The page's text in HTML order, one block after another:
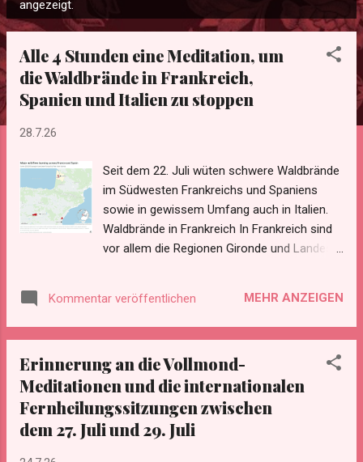
o
angezeigt.
Alle 4 Stunden eine Meditation, um
die Waldbrände in Frankreich,
Spanien und Italien zu stoppen
28.7.26
Seit dem 22. Juli wüten schwere Waldbrände
im Südwesten Frankreichs und Spaniens
sowie in gewissem Umfang auch in Italien.
Waldbrände in Frankreich In Frankreich sind
vor allem die Regionen Gironde und Landes
https://www.gdacs.org/report.aspx?
eventid=1029628&episodeid=17&eventtype=
Frankreichs über 45.000 Hektar Land
verbrannt, was zur Evakuierung von mehr als
250.000 Menschen und zur Zerstörung von
mindestens 100 Gebäuden führte. Zwei
französische Feuerwehrleute kamen bei den
Kommentar veröffentlichen MEHR ANZEIGEN
Erinnerung an die Vollmond-
Meditationen und die internationalen
Fernheilungssitzungen zwischen
dem 27. Juli und 29. Juli